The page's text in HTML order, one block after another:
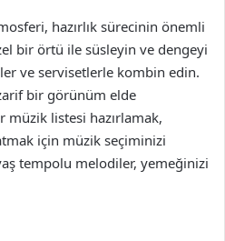
hazırlık sürecinin önemli
bir örtü ile süsleyin ve dengeyi
ve servisetlerle kombin edin.
bir görünüm elde
müzik listesi hazırlamak,
için müzik seçiminizi
tempolu melodiler, yemeğinizi